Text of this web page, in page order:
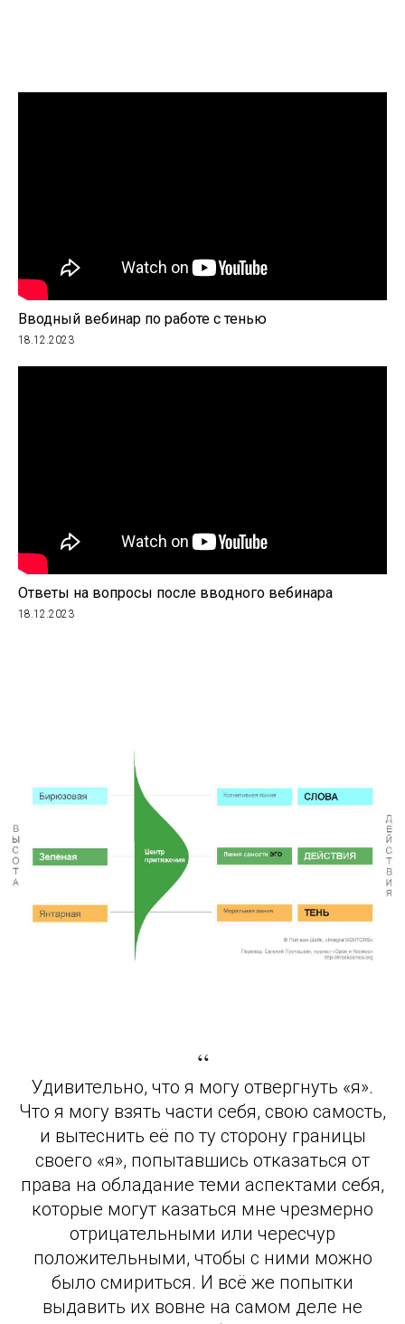
Вводный вебинар по работе с тенью
18.12.2023
Ответы на вопросы после вводного вебинара
18.12.2023
“
Удивительно, что я могу отвергнуть «я».
Что я могу взять части себя, свою самость,
и вытеснить её по ту сторону границы
своего «я», попытавшись отказаться от
права на обладание теми аспектами себя,
которые могут казаться мне чрезмерно
отрицательными или чересчур
положительными, чтобы с ними можно
было смириться. И всё же попытки
выдавить их вовне на самом деле не